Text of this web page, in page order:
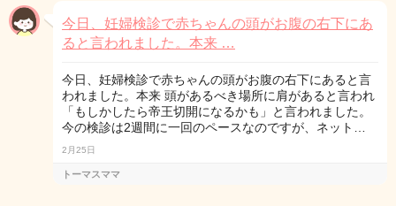
今日、妊婦検診で赤ちゃんの頭がお腹の右下にあ
ると言われました。本来 …
今日、妊婦検診で赤ちゃんの頭がお腹の右下にあると言
われました。本来 頭があるべき場所に肩があると言われ
「もしかしたら帝王切開になるかも」と言われました。
今の検診は2週間に一回のペースなのですが、ネット…
2月25日
トーマスママ